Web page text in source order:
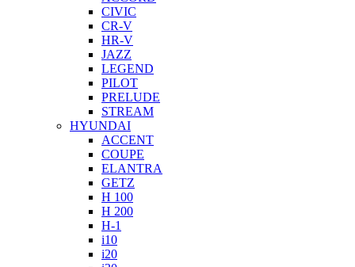
CIVIC
CR-V
HR-V
JAZZ
LEGEND
PILOT
PRELUDE
STREAM
HYUNDAI
ACCENT
COUPE
ELANTRA
GETZ
H 100
H 200
H-1
i10
i20